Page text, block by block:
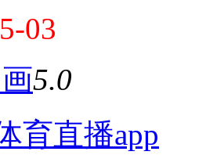
03
5.0
育直播app